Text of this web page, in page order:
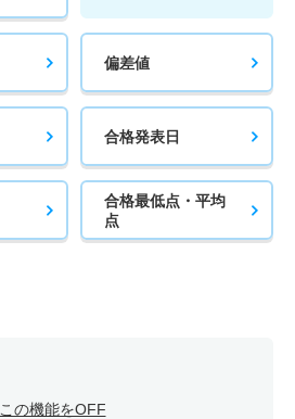
偏差値
合格発表日
合格最低点・平均
点
この機能をOFF